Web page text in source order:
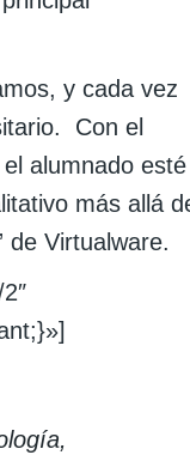
y cada vez
Con el
alumnado esté
más allá
de Virtualware.